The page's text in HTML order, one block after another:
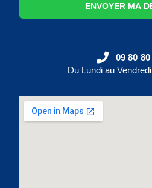
ENVOYER MA
09 80
Du Lundi au